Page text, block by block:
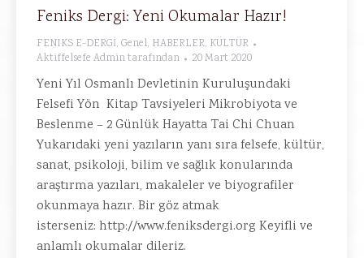
Feniks Dergi: Yeni Okumalar Hazır!
FENIKS E-DERGİ, Genel, HABERLER, KÜLTÜR
Aktiffelsefe Admintarafından 20 Mart 2020
Yeni Yıl Osmanlı Devletinin Kuruluşundaki
Felsefi Yön Kitap Tavsiyeleri Mikrobiyota ve
Beslenme – 2 Günlük Hayatta Tai Chi Chuan
Yukarıdaki yeni yazıların yanı sıra felsefe, kültür,
sanat, psikoloji, bilim ve sağlık konularında
araştırma yazıları, makaleler ve biyografiler
okunmaya hazır. Bir göz atmak
isterseniz: http://www.feniksdergi.org Keyifli ve
anlamlı okumalar dileriz.